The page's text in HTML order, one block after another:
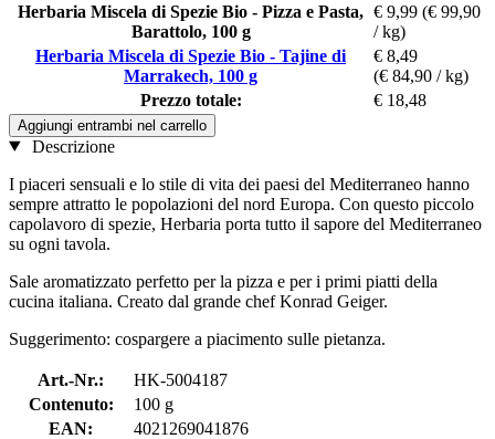
Herbaria Miscela di Spezie Bio - Pizza e Pasta,
Barattolo, 100 g
€ 9,99 (€ 99,90
/ kg)
Herbaria Miscela di Spezie Bio - Tajine di
Marrakech, 100 g
€ 8,49
(€ 84,90 / kg)
Prezzo totale:
€ 18,48
Aggiungi entrambi nel carrello
Descrizione
I piaceri sensuali e lo stile di vita dei paesi del Mediterraneo hanno
sempre attratto le popolazioni del nord Europa. Con questo piccolo
capolavoro di spezie, Herbaria porta tutto il sapore del Mediterraneo
su ogni tavola.
Sale aromatizzato perfetto per la pizza e per i primi piatti della
cucina italiana. Creato dal grande chef Konrad Geiger.
Suggerimento: cospargere a piacimento sulle pietanza.
Art.-Nr.:
HK-5004187
Contenuto:
100 g
EAN:
4021269041876